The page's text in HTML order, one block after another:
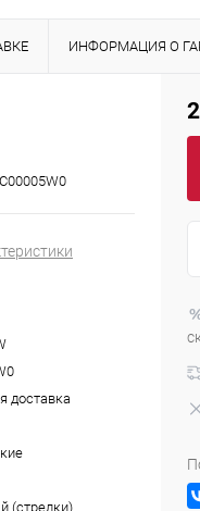
ИНФОРМАЦИЯ О
доставка
(стрелки)